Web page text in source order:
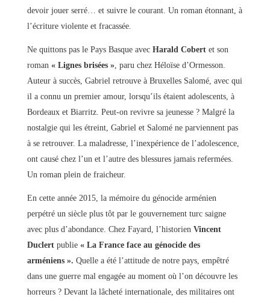
devoir jouer serré… et suivre le courant. Un roman étonnant, à
l’écriture violente et fracassée.
Ne quittons pas le Pays Basque avec Harald Cobert et son
roman « Lignes brisées », paru chez Héloïse d’Ormesson.
Auteur à succès, Gabriel retrouve à Bruxelles Salomé, avec qui
il a connu un premier amour, lorsqu’ils étaient adolescents, à
Bordeaux et Biarritz. Peut-on revivre sa jeunesse ? Malgré la
nostalgie qui les étreint, Gabriel et Salomé ne parviennent pas
à se retrouver. La maladresse, l’inexpérience de l’adolescence,
ont causé chez l’un et l’autre des blessures jamais refermées.
Un roman plein de fraicheur.
En cette année 2015, la mémoire du génocide arménien
perpétré un siècle plus tôt par le gouvernement turc saigne
avec plus d’abondance. Chez Fayard, l’historien Vincent
Duclertpublie « La France face au génocide des
arméniens ». Quelle a été l’attitude de notre pays, empêtré
dans une guerre mal engagée au moment où l’on découvre les
horreurs ? Devant la lâcheté internationale, des militaires ont